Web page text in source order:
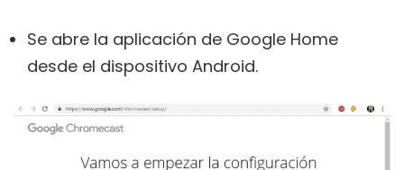
Se abre la aplicación de Google Home
desde el dispositivo Android.